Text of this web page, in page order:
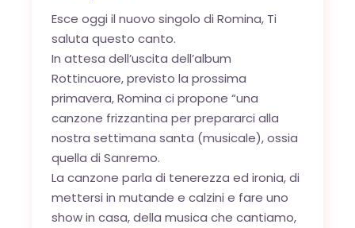
Esce oggi il nuovo singolo di Romina, Ti
saluta questo canto.
In attesa dell’uscita dell’album
Rottincuore, previsto la prossima
primavera, Romina ci propone “una
canzone frizzantina per prepararci alla
nostra settimana santa (musicale), ossia
quella di Sanremo.
La canzone parla di tenerezza ed ironia, di
mettersi in mutande e calzini e fare uno
show in casa, della musica che cantiamo,